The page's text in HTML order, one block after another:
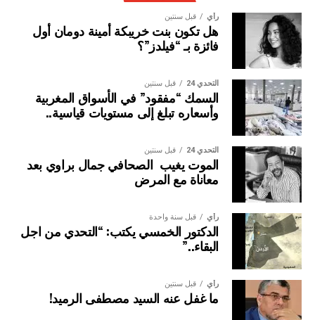
رأي قبل سنتين
هل تكون بنت خريبكة أمينة دومان أول
فائزة بـ “فيلدز”؟
التحدي 24 قبل سنتين
السمك “مفقود” في الأسواق المغربية
وأسعاره تبلغ إلى مستويات قياسية..
التحدي 24 قبل سنتين
الموت يغيب الصحافي جمال براوي بعد
معاناة مع المرض
رأي قبل سنة واحدة
الدكتور الخمسي يكتب: “التحدي من اجل
البقاء..”
رأي قبل سنتين
ما غفل عنه السيد مصطفى الرميد!